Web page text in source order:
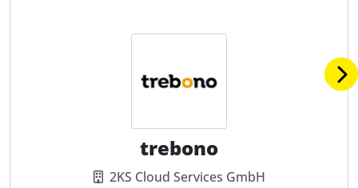
trebono
2KS Cloud Services GmbH